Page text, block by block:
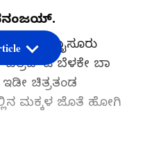
ಧನಂಜಯ್‌.
ಮೈಸೂರು
‘ಓ ಬೆಳಕೇ ಬಾ
ಚಿತ್ರತಂಡ
ಮಕ್ಕಳ ಜೊತೆ ಹೋಗಿ